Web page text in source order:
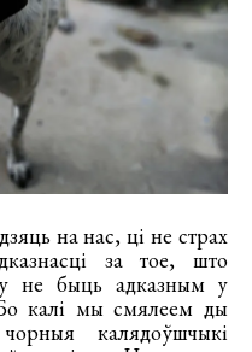
на нас, ці не страх
за тое, што
не быць адказным у
калі мы смялеем ды
калядоўшчыкі